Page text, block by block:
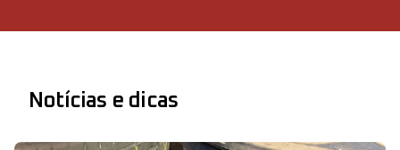
Notícias e dicas